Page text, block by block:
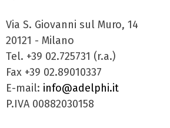
Via S. Giovanni sul Muro, 14
20121 - Milano
Tel. +39 02.725731 (r.a.)
Fax +39 02.89010337
E-mail: info@adelphi.it
P.IVA 00882030158